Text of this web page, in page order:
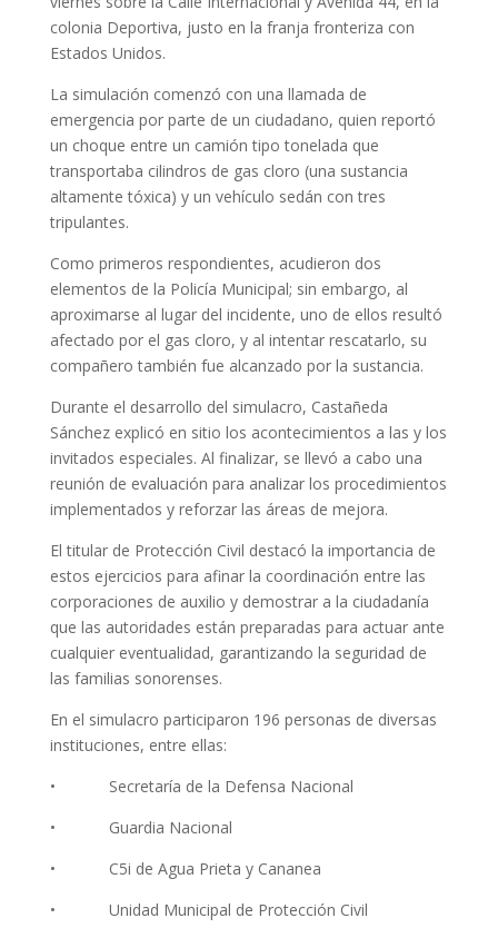
colonia Deportiva, justo en la franja fronteriza con
Estados Unidos.
La simulación comenzó con una llamada de
emergencia por parte de un ciudadano, quien reportó
un choque entre un camión tipo tonelada que
transportaba cilindros de gas cloro (una sustancia
altamente tóxica) y un vehículo sedán con tres
tripulantes.
Como primeros respondientes, acudieron dos
elementos de la Policía Municipal; sin embargo, al
aproximarse al lugar del incidente, uno de ellos resultó
afectado por el gas cloro, y al intentar rescatarlo, su
compañero también fue alcanzado por la sustancia.
Durante el desarrollo del simulacro, Castañeda
Sánchez explicó en sitio los acontecimientos a las y los
invitados especiales. Al finalizar, se llevó a cabo una
reunión de evaluación para analizar los procedimientos
implementados y reforzar las áreas de mejora.
El titular de Protección Civil destacó la importancia de
estos ejercicios para afinar la coordinación entre las
corporaciones de auxilio y demostrar a la ciudadanía
que las autoridades están preparadas para actuar ante
cualquier eventualidad, garantizando la seguridad de
las familias sonorenses.
En el simulacro participaron 196 personas de diversas
instituciones, entre ellas:
• Secretaría de la Defensa Nacional
• Guardia Nacional
• C5i de Agua Prieta y Cananea
• Unidad Municipal de Protección Civil